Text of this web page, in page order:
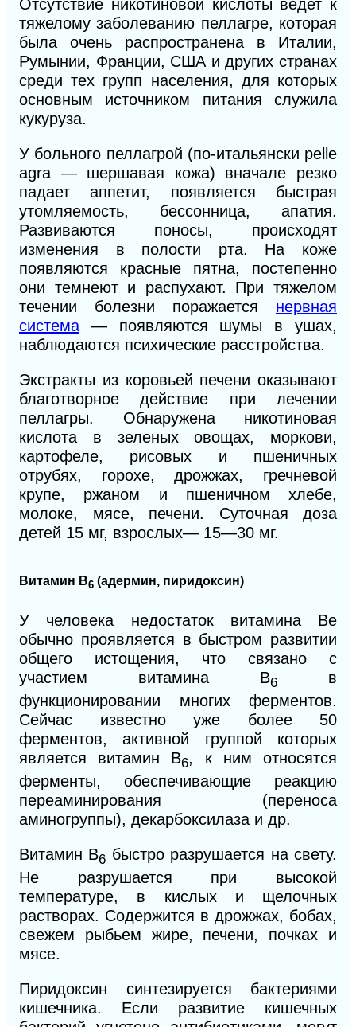
Отсутствие никотиновой кислоты ведет к
тяжелому заболеванию пеллагре, которая
была очень распространена в Италии,
Румынии, Франции, США и других странах
среди тех групп населения, для которых
основным источником питания служила
кукуруза.
У больного пеллагрой (по-итальянски pelle
agra — шершавая кожа) вначале резко
падает аппетит, появляется быстрая
утомляемость, бессонница, апатия.
Развиваются поносы, происходят
изменения в полости рта. На коже
появляются красные пятна, постепенно
они темнеют и распухают. При тяжелом
течении болезни поражается нервная
система — появляются шумы в ушах,
наблюдаются психические расстройства.
Экстракты из коровьей печени оказывают
благотворное действие при лечении
пеллагры. Обнаружена никотиновая
кислота в зеленых овощах, моркови,
картофеле, рисовых и пшеничных
отрубях, горохе, дрожжах, гречневой
крупе, ржаном и пшеничном хлебе,
молоке, мясе, печени. Суточная доза
детей 15 мг, взрослых— 15—30 мг.
Витамин B6 (адермин, пиридоксин)
У человека недостаток витамина Be
обычно проявляется в быстром развитии
общего истощения, что связано с
участием витамина В6 в
функционировании многих ферментов.
Сейчас известно уже более 50
ферментов, активной группой которых
является витамин В6, к ним относятся
ферменты, обеспечивающие реакцию
переаминирования (переноса
аминогруппы), декарбоксилаза и др.
Витамин B6 быстро разрушается на свету.
Не разрушается при высокой
температуре, в кислых и щелочных
растворах. Содержится в дрожжах, бобах,
свежем рыбьем жире, печени, почках и
мясе.
Пиридоксин синтезируется бактериями
кишечника. Если развитие кишечных